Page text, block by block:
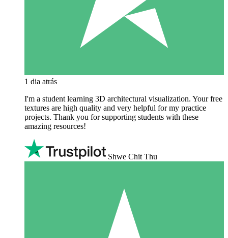
1 dia atrás
I'm a student learning 3D architectural visualization. Your free
textures are high quality and very helpful for my practice
projects. Thank you for supporting students with these
amazing resources!
Shwe Chit Thu